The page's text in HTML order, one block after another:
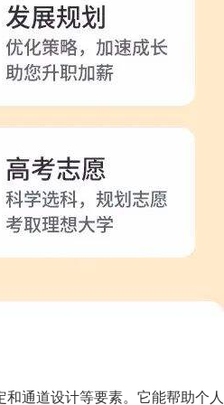
通道设计等要素。它能帮助个